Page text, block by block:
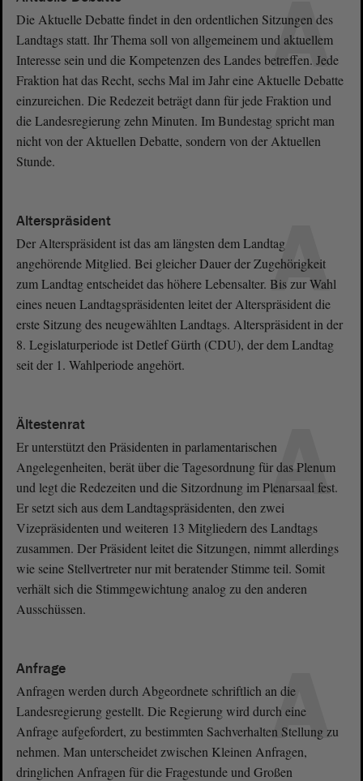
A
Die Aktuelle Debatte findet in den ordentlichen Sitzungen des
Landtags statt. Ihr Thema soll von allgemeinem und aktuellem
Interesse sein und die Kompetenzen des Landes betreffen. Jede
Fraktion hat das Recht, sechs Mal im Jahr eine Aktuelle Debatte
einzureichen. Die Redezeit beträgt dann für jede Fraktion und
die Landesregierung zehn Minuten. Im Bundestag spricht man
nicht von der Aktuellen Debatte, sondern von der Aktuellen
Stunde.
A
Alterspräsident
Der Alterspräsident ist das am längsten dem Landtag
angehörende Mitglied. Bei gleicher Dauer der Zugehörigkeit
zum Landtag entscheidet das höhere Lebensalter. Bis zur Wahl
eines neuen Landtagspräsidenten leitet der Alterspräsident die
erste Sitzung des neugewählten Landtags. Alterspräsident in der
8. Legislaturperiode ist Detlef Gürth (CDU), der dem Landtag
seit der 1. Wahlperiode angehört.
A
Ältestenrat
Er unterstützt den Präsidenten in parlamentarischen
Angelegenheiten, berät über die Tagesordnung für das Plenum
und legt die Redezeiten und die Sitzordnung im Plenarsaal fest.
Er setzt sich aus dem Landtagspräsidenten, den zwei
Vizepräsidenten und weiteren 13 Mitgliedern des Landtags
zusammen. Der Präsident leitet die Sitzungen, nimmt allerdings
wie seine Stellvertreter nur mit beratender Stimme teil. Somit
verhält sich die Stimmgewichtung analog zu den anderen
Ausschüssen.
A
Anfrage
Anfragen werden durch Abgeordnete schriftlich an die
Landesregierung gestellt. Die Regierung wird durch eine
Anfrage aufgefordert, zu bestimmten Sachverhalten Stellung zu
nehmen. Man unterscheidet zwischen Kleinen Anfragen,
dringlichen Anfragen für die Fragestunde und Großen